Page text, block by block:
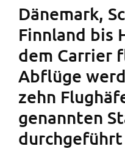
Dänemark,
Finnland bis
dem Carrier
Abflüge
zehn
genannten